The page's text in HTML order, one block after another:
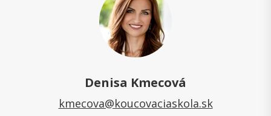
Denisa Kmecová
kmecova@koucovaciaskola.sk